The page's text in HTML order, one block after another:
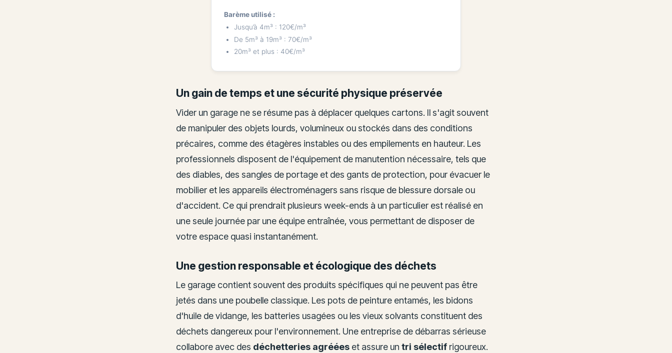
Barème utilisé :
Jusqu’à 4m³ : 120€/m³
De 5m³ à 19m³ : 70€/m³
20m³ et plus : 40€/m³
Un gain de temps et une sécurité physique préservée
Vider un garage ne se résume pas à déplacer quelques cartons. Il s'agit souvent
de manipuler des objets lourds, volumineux ou stockés dans des conditions
précaires, comme des étagères instables ou des empilements en hauteur. Les
professionnels disposent de l'équipement de manutention nécessaire, tels que
des diables, des sangles de portage et des gants de protection, pour évacuer le
mobilier et les appareils électroménagers sans risque de blessure dorsale ou
d'accident. Ce qui prendrait plusieurs week-ends à un particulier est réalisé en
une seule journée par une équipe entraînée, vous permettant de disposer de
votre espace quasi instantanément.
Une gestion responsable et écologique des déchets
Le garage contient souvent des produits spécifiques qui ne peuvent pas être
jetés dans une poubelle classique. Les pots de peinture entamés, les bidons
d'huile de vidange, les batteries usagées ou les vieux solvants constituent des
déchets dangereux pour l'environnement. Une entreprise de débarras sérieuse
collabore avec des déchetteries agréées et assure un tri sélectif rigoureux.